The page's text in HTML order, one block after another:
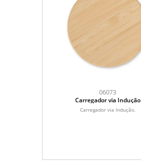
06073
Carregador via Indução
Carregador via Indução.